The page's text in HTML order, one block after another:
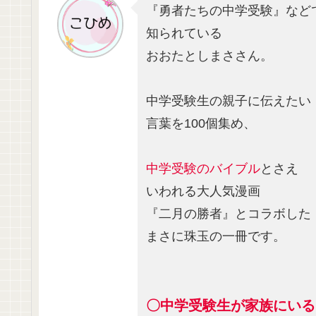
『勇者たちの中学受験』など
知られている
おおたとしまささん。
中学受験生の親子に伝えたい
言葉を100個集め、
中学受験のバイブルとさえ
いわれる大人気漫画
『二月の勝者』とコラボした
まさに珠玉の一冊です。
〇中学受験生が家族にいる